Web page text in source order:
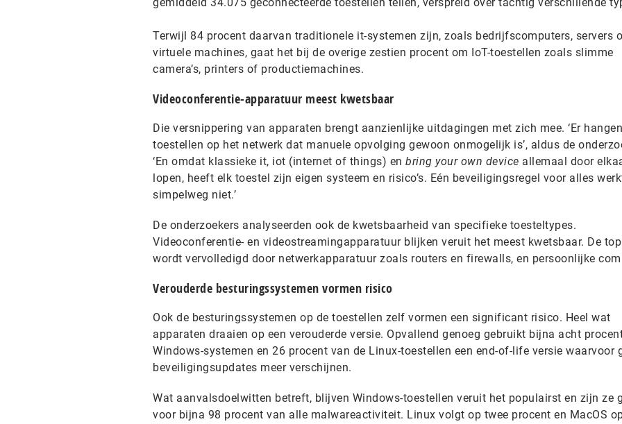
Terwijl 84 procent daarvan traditionele it-systemen zijn, zoals bedrijfscomputers, servers
virtuele machines, gaat het bij de overige zestien procent om IoT-toestellen zoals slimme
camera’s, printers of productiemachines.
Videoconferentie-apparatuur meest kwetsbaar
Die versnippering van apparaten brengt aanzienlijke uitdagingen met zich mee. ‘Er
toestellen op het netwerk dat manuele opvolging gewoon onmogelijk is’, aldus de
‘En omdat klassieke it, iot (internet of things) en bring your own device allemaal door
lopen, heeft elk toestel zijn eigen systeem en risico’s. Eén beveiligingsregel voor alles
simpelweg niet.’
De onderzoekers analyseerden ook de kwetsbaarheid van specifieke toesteltypes.
Videoconferentie- en videostreamingapparatuur blijken veruit het meest kwetsbaar. De
wordt vervolledigd door netwerkapparatuur zoals routers en firewalls, en persoonlijke
Verouderde besturingssystemen vormen risico
Ook de besturingssystemen op de toestellen zelf vormen een significant risico. Heel wat
apparaten draaien op een verouderde versie. Opvallend genoeg gebruikt bijna acht
Windows-systemen en 26 procent van de Linux-toestellen een end-of-life versie waarvoor
beveiligingsupdates meer verschijnen.
Wat aanvalsdoelwitten betreft, blijven Windows-toestellen veruit het populairst en zijn ze
voor bijna 98 procent van alle malwareactiviteit. Linux volgt op twee procent en MacOS